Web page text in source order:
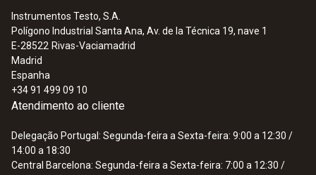
Instrumentos Testo, S.A.
Polígono Industrial Santa Ana, Av. de la Técnica 19, nave 1
E-28522 Rivas-Vaciamadrid
Madrid
Espanha
+34 91 499 09 10
Atendimento ao cliente
Delegação Portugal: Segunda-feira a Sexta-feira: 9:00 a 12:30 /
14:00 a 18:30
Central Barcelona: Segunda-feira a Sexta-feira: 7:00 a 12:30 /